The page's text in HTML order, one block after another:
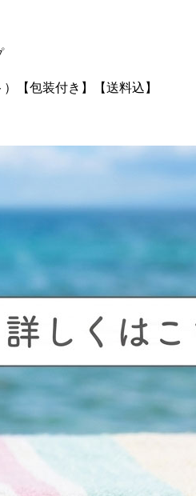
【包装付き】【送料込】